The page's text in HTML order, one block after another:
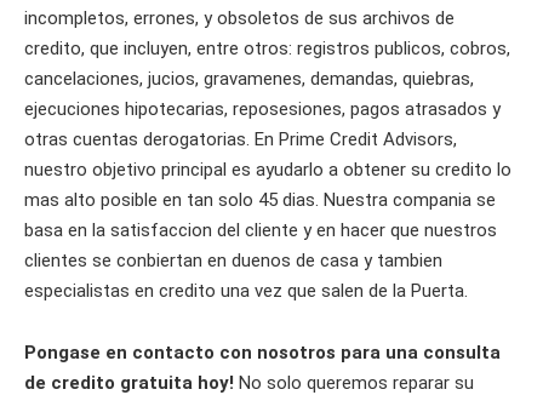
incompletos, errones, y obsoletos de sus archivos de
credito, que incluyen, entre otros: registros publicos, cobros,
cancelaciones, jucios, gravamenes, demandas, quiebras,
ejecuciones hipotecarias, reposesiones, pagos atrasados y
otras cuentas derogatorias. En Prime Credit Advisors,
nuestro objetivo principal es ayudarlo a obtener su credito lo
mas alto posible en tan solo 45 dias. Nuestra compania se
basa en la satisfaccion del cliente y en hacer que nuestros
clientes se conbiertan en duenos de casa y tambien
especialistas en credito una vez que salen de la Puerta.
Pongase en contacto con nosotros para una consulta
de credito gratuita hoy! No solo queremos reparar su